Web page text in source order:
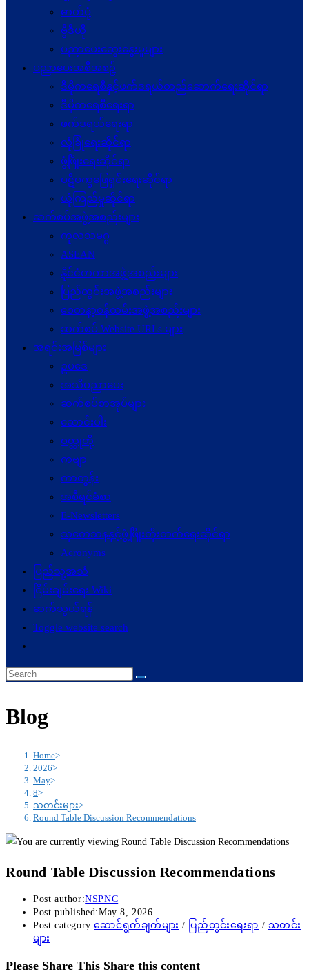
ဓာတ်ပုံ
ဗွီဒီယို
ပညာပေးဆွေးနွေးမှုများ
ပညာပေးအစီအစဉ်
ဒီမိုကရေစီနှင့်ဖက်ဒရယ်တည်ဆောက်ရေးဆိုင်ရာ
ဒီမိုကရေစီရေးရာ
ဖက်ဒရယ်ရေးရာ
လုံခြုံရေးဆိုင်ရာ
ဖွံဖြိုးရေးဆိုင်ရာ
ပဋိပက္ခ‌ဖြေရှင်းရေးဆိုင်ရာ
ယုံကြည်မှုဆိုင်ရာ
ဆက်စပ်အဖွဲ့အစည်းများ
ကုလသမဂ္ဂ
ASEAN
နိုင်ငံတကာအဖွဲ့အစည်းများ
ပြည်တွင်းအဖွဲ့အစည်းများ
စေတနာ့ဝန်ထမ်းအဖွဲ့အစည်းများ
ဆက်စပ် Website URLs များ
အရင်းအမြစ်များ
ဥပဒေ
အသိပညာပေး
ဆက်စပ်စာအုပ်များ
ဆောင်းပါး
ဝတ္ထုတို
ကဗျာ
ကာတွန်း
အစီရင်ခံစာ
E-Newsletters
သုတေသနနှင့်ဖွံ့ဖြိုးတိုးတက်ရေးဆိုင်ရာ
Acronyms
ပြည်သူ့အသံ
ငြိမ်းချမ်းရေး Wiki
ဆက်သွယ်ရန်
Toggle website search
Blog
Home>
2026>
May>
8>
သတင်းများ>
Round Table Discussion Recommendations
Round Table Discussion Recommendations
Post author:NSPNC
Post published:May 8, 2026
Post category:ဆောင်ရွက်ချက်များ / ပြည်တွင်းရေးရာ / သတင်း
များ
Please Share This Share this content